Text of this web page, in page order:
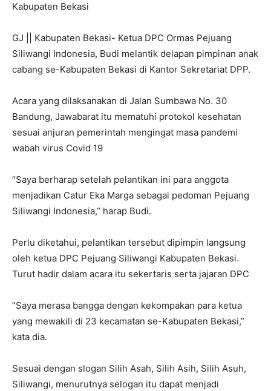
Kabupaten Bekasi
GJ || Kabupaten Bekasi- Ketua DPC Ormas Pejuang
Siliwangi Indonesia, Budi melantik delapan pimpinan anak
cabang se-Kabupaten Bekasi di Kantor Sekretariat DPP.
Acara yang dilaksanakan di Jalan Sumbawa No. 30
Bandung, Jawabarat itu mematuhi protokol kesehatan
sesuai anjuran pemerintah mengingat masa pandemi
wabah virus Covid 19
“Saya berharap setelah pelantikan ini para anggota
menjadikan Catur Eka Marga sebagai pedoman Pejuang
Siliwangi Indonesia,” harap Budi.
Perlu diketahui, pelantikan tersebut dipimpin langsung
oleh ketua DPC Pejuang Siliwangi Kabupaten Bekasi.
Turut hadir dalam acara itu sekertaris serta jajaran DPC
“Saya merasa bangga dengan kekompakan para ketua
yang mewakili di 23 kecamatan se-Kabupaten Bekasi,”
kata dia.
Sesuai dengan slogan Silih Asah, Silih Asih, Silih Asuh,
Siliwangi, menurutnya selogan itu dapat menjadi